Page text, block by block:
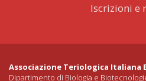
Iscrizioni e
Associazione Teriologica Italiana
Dipartimento di Biologia e